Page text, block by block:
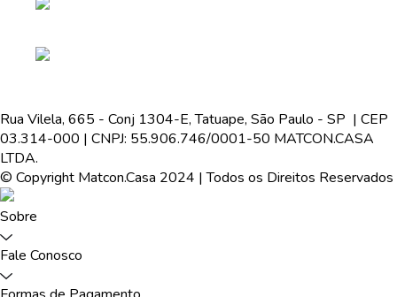
Rua Vilela, 665 - Conj 1304-E, Tatuape, São Paulo - SP | CEP
03.314-000 | CNPJ: 55.906.746/0001-50 MATCON.CASA
LTDA.
© Copyright Matcon.Casa 2024 | Todos os Direitos Reservados
Sobre
Fale Conosco